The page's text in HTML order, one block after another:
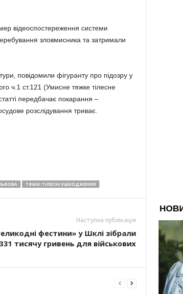
відеоспостереження системи
зловмисника та затримали
повідомили фігуранту про підозру у
ч.1 ст.121 (Умисне тяжке тілесне
передбачає покарання –
розслідування триває.
ТЯЖКІ ТІЛЕСНІ УШКОДЖЕННЯ
Наступна публікація
фестини» у Шклі зібрали
331 тисячу гривень для військових